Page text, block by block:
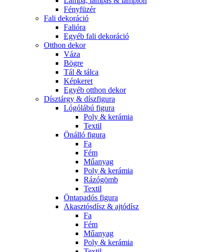
Fényfüzér
Fali dekoráció
Falióra
Egyéb fali dekoráció
Otthon dekor
Váza
Bögre
Tál & tálca
Képkeret
Egyéb otthon dekor
Dísztárgy & díszfigura
Lógólábú figura
Poly & kerámia
Textil
Önálló figura
Fa
Fém
Műanyag
Poly & kerámia
Rázógömb
Textil
Öntapadós figura
Akasztósdísz & ajtódísz
Fa
Fém
Műanyag
Poly & kerámia